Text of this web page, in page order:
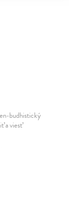
budhistický
a viesť